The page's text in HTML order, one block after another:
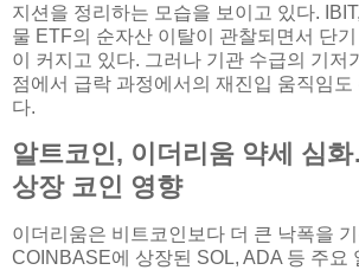
지션을 정리하는 모습을 보이고 있다.
물 ETF의 순자산 이탈이 관찰되면서 단
이 커지고 있다. 그러나 기관 수급의 기저
점에서 급락 과정에서의 재진입 움직임도
다.
알트코인, 이더리움 약세 심
상장 코인 영향
이더리움은 비트코인보다 더 큰 낙폭을
COINBASE에 상장된 SOL, ADA 등 주요